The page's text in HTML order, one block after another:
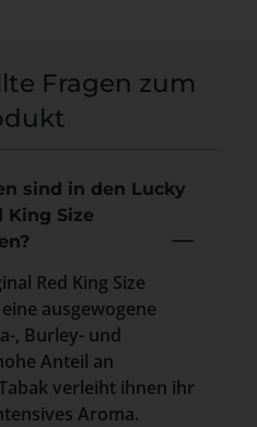
Fragen zum
sind in den Lucky
King Size
Red King Size
ausgewogene
, Burley- und
Anteil an
verleiht ihnen ihr
Aroma.